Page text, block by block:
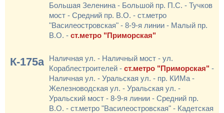
Большая Зеленина - Большой пр. П.С. - Тучков
мост - Средний пр. В.О. - ст.метро
"Василеостровская" - 8-9-я линии - Малый пр.
В.О. - ст.метро "Приморская"
К-175а
Наличная ул. - Наличный мост - ул.
Кораблестроителей - ст.метро "Приморская" -
Наличная ул. - Уральская ул. - пр. КИМа -
Железноводская ул. - Уральская ул. -
Уральский мост - 8-9-я линии - Средний пр.
В.О. - ст.метро "Василеостровская" - Кадетская